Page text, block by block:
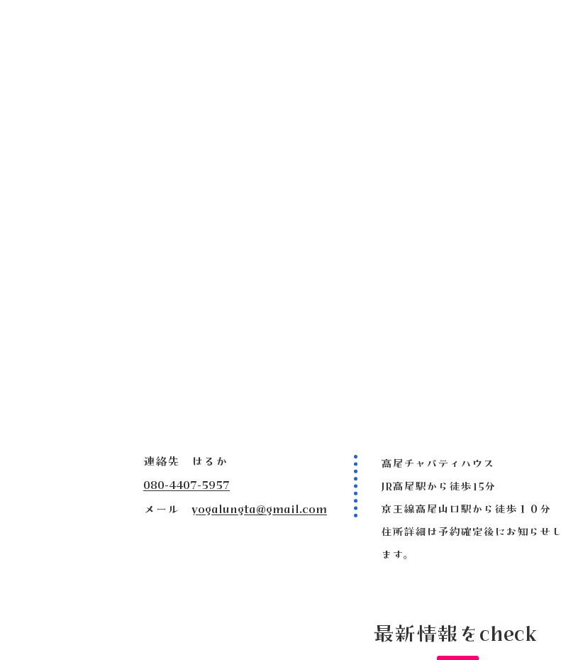
連絡先 はるか
080-4407-5957
​メール yogalungta@gmail.com
高尾チャパティハウス
JR高尾駅から徒歩15分
京王線高尾山口駅から徒歩１０分
住所詳細は予約確定後にお知らせし
ます。
最新情報をcheck